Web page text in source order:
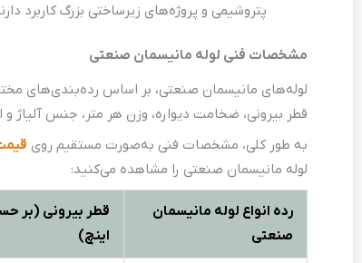
پتروشیمی و پروژه‌های زیرساختی بزرگ کاربرد
مشخصات فنی لوله مانیسمان صنعتی
لوله‌های مانیسمان صنعتی، بر اساس رده‌بندی‌های
قطر بیرونی، ضخامت دیواره، وزن هر متر، جنس
به طور کلی، مشخصات فنی به‌صورت مستقیم روی
لوله مانیسمان صنعتی را مشاهده می‌کنید:
رده انواع لوله مانیسمان
صنعتی
قطر بیرونی (بر
اینچ)